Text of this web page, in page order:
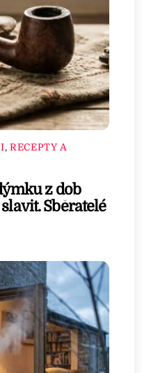
, RECEPTY A
z dob
Sběratelé